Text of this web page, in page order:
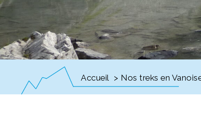
Accueil > Nos treks en